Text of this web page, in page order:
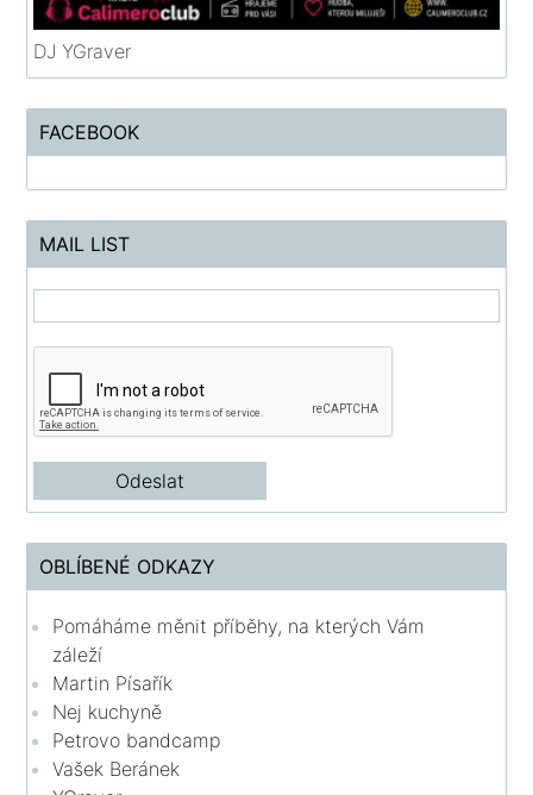
DJ YGraver
FACEBOOK
MAIL LIST
OBLÍBENÉ ODKAZY
Pomáháme měnit příběhy, na kterých Vám
záleží
Martin Písařík
Nej kuchyně
Petrovo bandcamp
Vašek Beránek